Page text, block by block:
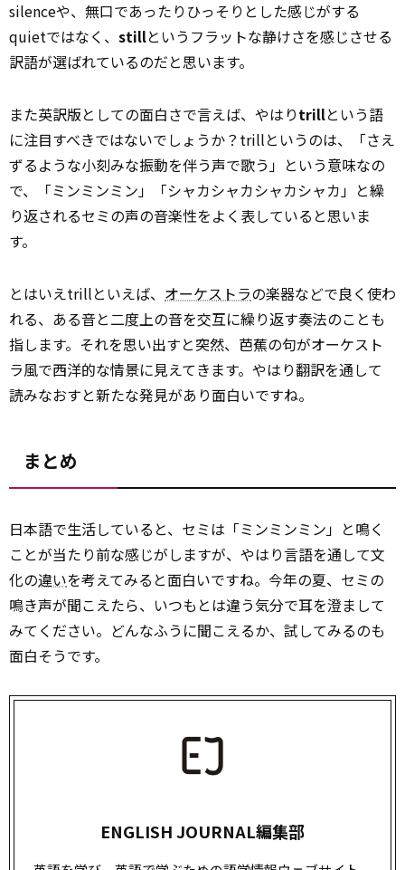
silenceや、無口であったりひっそりとした感じがする
quietではなく、 stillというフラットな静けさを感じさせる
訳語が選ばれているのだと思います。
また英訳版としての面白さで言えば、やはりtrillという語
に注目すべきではないでしょうか？trillというのは、「さえ
ずるような小刻みな振動を伴う声で歌う」という意味なの
で、「ミンミンミン」「シャカシャカシャカシャカ」と繰
り返されるセミの声の音楽性をよく表していると思いま
す。
とはいえtrillといえば、 オーケストラの楽器などで良く使わ
れる、ある音と二度上の音を交互に繰り返す奏法のことも
指します。それを思い出すと突然、芭蕉の句がオーケスト
ラ風で西洋的な情景に見えてきます。やはり翻訳を通して
読みなおすと新たな発見があり面白いですね。
まとめ
日本語で生活していると、セミは「ミンミンミン」と鳴く
ことが当たり前な感じがしますが、やはり言語を通して文
化の違いを考えてみると面白いですね。今年の夏、セミの
鳴き声が聞こえたら、いつもとは違う気分で耳を澄まして
みてください。どんなふうに聞こえるか、試してみるのも
面白そうです。
ENGLISH JOURNAL編集部